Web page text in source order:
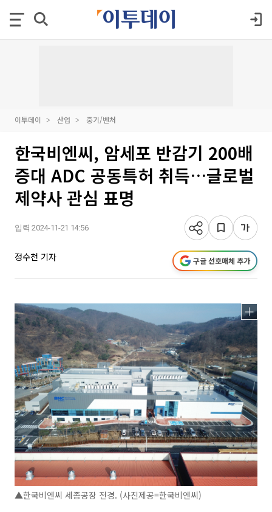
이투데이 산업 중기/벤처
한국비엔씨, 암세포 반감기 200배
증대 ADC 공동특허 취득…글로벌
제약사 관심 표명
입력 2024-11-21 14:56
정수천 기자 구글 선호매체 추가
▲한국비엔씨 세종공장 전경. (사진제공=한국비엔씨)